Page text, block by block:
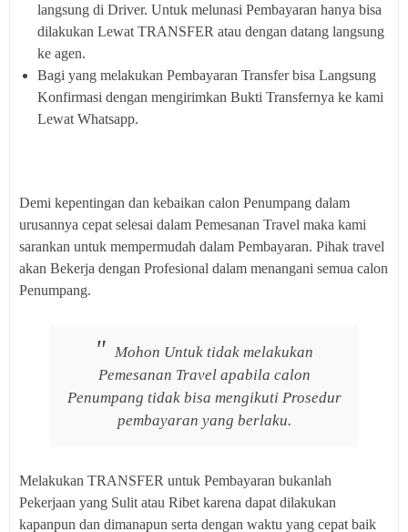
langsung di Driver. Untuk melunasi Pembayaran hanya bisa
dilakukan Lewat TRANSFER atau dengan datang langsung
ke agen.
Bagi yang melakukan Pembayaran Transfer bisa Langsung
Konfirmasi dengan mengirimkan Bukti Transfernya ke kami
Lewat Whatsapp.
Demi kepentingan dan kebaikan calon Penumpang dalam
urusannya cepat selesai dalam Pemesanan Travel maka kami
sarankan untuk mempermudah dalam Pembayaran. Pihak travel
akan Bekerja dengan Profesional dalam menangani semua calon
Penumpang.
Mohon Untuk tidak melakukan
Pemesanan Travel apabila calon
Penumpang tidak bisa mengikuti Prosedur
pembayaran yang berlaku.
Melakukan TRANSFER untuk Pembayaran bukanlah
Pekerjaan yang Sulit atau Ribet karena dapat dilakukan
kapanpun dan dimanapun serta dengan waktu yang cepat baik